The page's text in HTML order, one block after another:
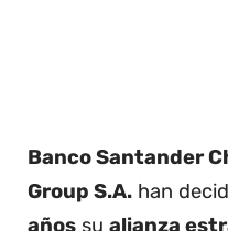
Banco Santander
Group S.A. han
años su alianza